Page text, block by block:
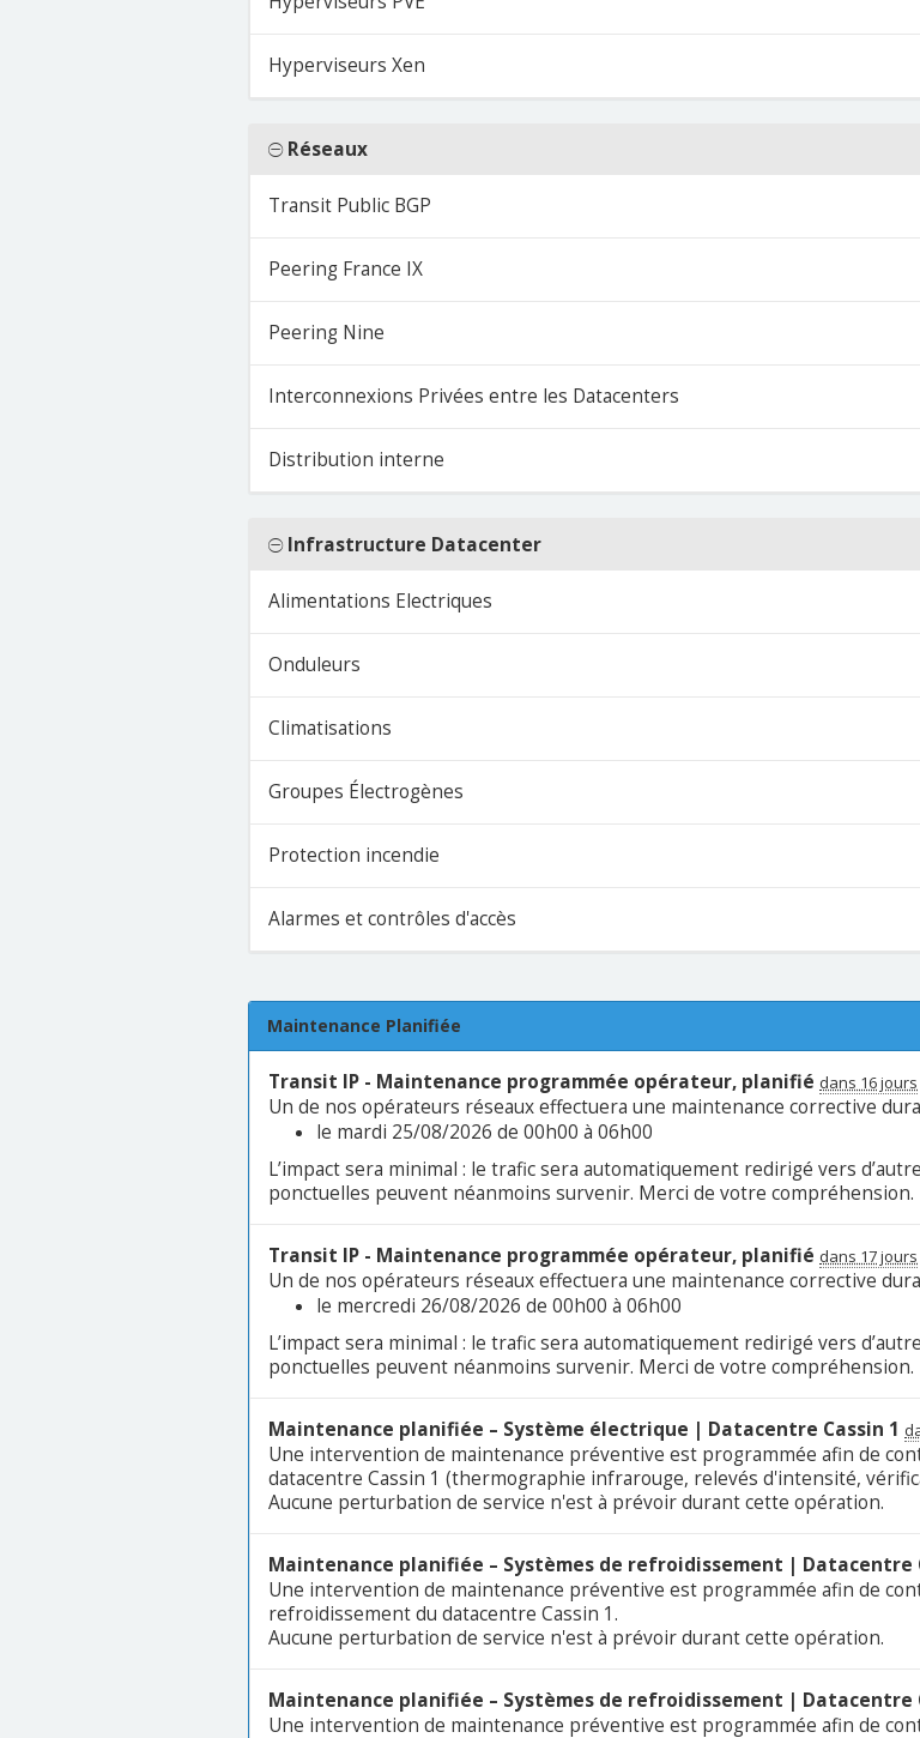
Hyperviseurs Xen
Réseaux
Transit Public BGP
Peering France IX
Peering Nine
Interconnexions Privées entre les Datacenters
Distribution interne
Infrastructure Datacenter
Alimentations Electriques
Onduleurs
Climatisations
Groupes Électrogènes
Protection incendie
Alarmes et contrôles d'accès
Maintenance Planifiée
Transit IP - Maintenance programmée opérateur, planifié dans 16 jours
Un de nos opérateurs réseaux effectuera une maintenance corrective
le mardi 25/08/2026 de 00h00 à 06h00
L’impact sera minimal : le trafic sera automatiquement redirigé vers
ponctuelles peuvent néanmoins survenir. Merci de votre compréhension.
Transit IP - Maintenance programmée opérateur, planifié dans 17 jours
Un de nos opérateurs réseaux effectuera une maintenance corrective
le mercredi 26/08/2026 de 00h00 à 06h00
L’impact sera minimal : le trafic sera automatiquement redirigé vers
ponctuelles peuvent néanmoins survenir. Merci de votre compréhension.
Maintenance planifiée – Système électrique | Datacentre Cassin 1
Une intervention de maintenance préventive est programmée afin de
datacentre Cassin 1 (thermographie infrarouge, relevés d'intensité,
Aucune perturbation de service n'est à prévoir durant cette opération.
Maintenance planifiée – Systèmes de refroidissement | Datacentre
Une intervention de maintenance préventive est programmée afin de
refroidissement du datacentre Cassin 1.
Aucune perturbation de service n'est à prévoir durant cette opération.
Maintenance planifiée – Systèmes de refroidissement | Datacentre
Une intervention de maintenance préventive est programmée afin de